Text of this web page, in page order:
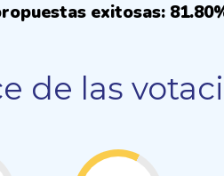
exitosas:
de las